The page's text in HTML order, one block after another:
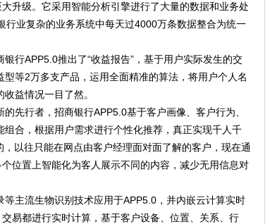
升级。它采用智能分析引擎进行了大量的数据和业务处
业复杂的业务系统中每天过4000万条数据整合为统一
行APP5.0推出了“收益报告”，基于用户实际发生的交
等2万多支产品，运用全面精准的算法，将用户个人名
益情况一目了然。
先行者，招商银行APP5.0基于客户画像、客户行为、
合，根据用户需求进行个性化推荐，真正实现千人千
以往只能在网点由客户经理面对面了解的客户，现在通
位置上智能化为客人展示不同的内容，减少无用信息对
主流生物识别技术应用于APP5.0，并内嵌云计算实时
易都进行实时计算，基于客户设备、位置、关系、行